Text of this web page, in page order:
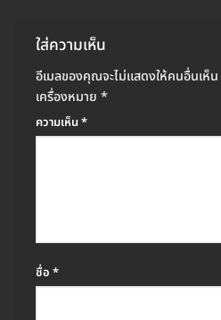
ใส่ความเห็น
อีเมลของคุณจะไม่แสดงให้คนอื่นเห็น
เครื่องหมาย *
ความเห็น*
ชื่อ *